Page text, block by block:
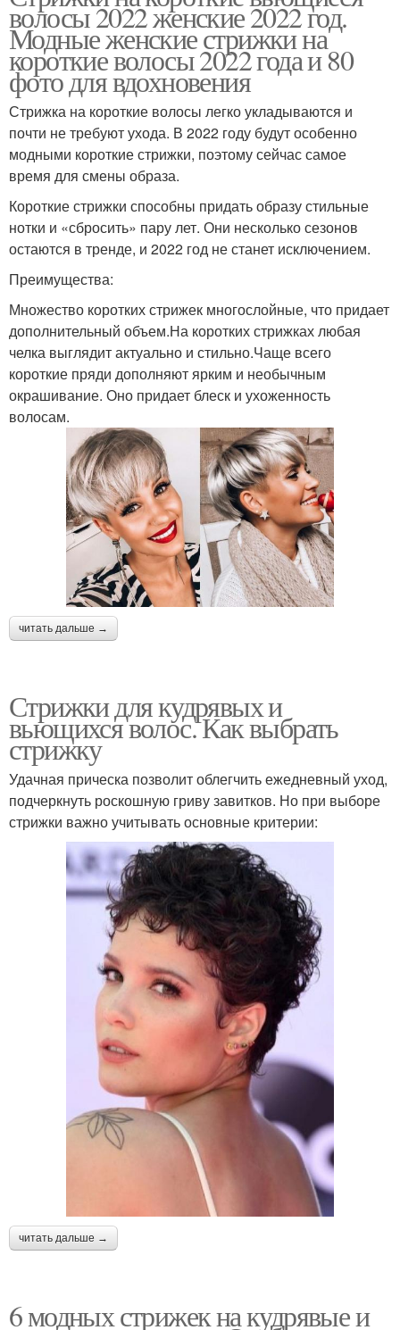
волосы 2022 женские 2022 год.
Модные женские стрижки на
короткие волосы 2022 года и 80
фото для вдохновения
Стрижка на короткие волосы легко укладываются и
почти не требуют ухода. В 2022 году будут особенно
модными короткие стрижки, поэтому сейчас самое
время для смены образа.
Короткие стрижки способны придать образу стильные
нотки и «сбросить» пару лет. Они несколько сезонов
остаются в тренде, и 2022 год не станет исключением.
Преимущества:
Множество коротких стрижек многослойные, что придает
дополнительный объем.На коротких стрижках любая
челка выглядит актуально и стильно.Чаще всего
короткие пряди дополняют ярким и необычным
окрашивание. Оно придает блеск и ухоженность
волосам.
читать дальше →
Стрижки для кудрявых и
вьющихся волос. Как выбрать
стрижку
Удачная прическа позволит облегчить ежедневный уход,
подчеркнуть роскошную гриву завитков. Но при выборе
стрижки важно учитывать основные критерии:
читать дальше →
6 модных стрижек на кудрявые и